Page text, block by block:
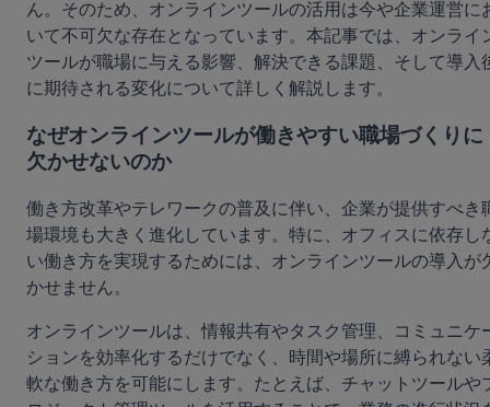
ん。そのため、オンラインツールの活用は今や企業運営に
いて不可欠な存在となっています。本記事では、オンライ
ツールが職場に与える影響、解決できる課題、そして導入
に期待される変化について詳しく解説します。
なぜオンラインツールが働きやすい職場づくりに
欠かせないのか
働き方改革やテレワークの普及に伴い、企業が提供すべき
場環境も大きく進化しています。特に、オフィスに依存し
い働き方を実現するためには、オンラインツールの導入が
かせません。
オンラインツールは、情報共有やタスク管理、コミュニケ
ションを効率化するだけでなく、時間や場所に縛られない
軟な働き方を可能にします。たとえば、チャットツールや